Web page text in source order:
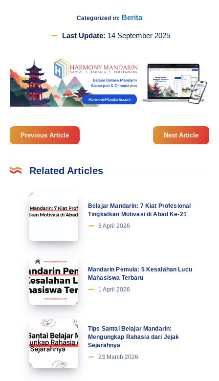
Categorized in: Berita
Last Update: 14 September 2025
Previous Article Next Article
Related Articles
Belajar
Mandarin:
Profesional
Tingkatkan
Motivasi
di
Abad
Ke-
Belajar Mandarin: 7 Kiat Profesional
Tingkatkan Motivasi di Abad Ke-21
8 April 2026
Mandarin
Pemula:
5
Kesalahan
Lucu
Mahasiswa
Terbaru
Mandarin Pemula: 5 Kesalahan Lucu
Mahasiswa Terbaru
1 April 2026
Tips
Santai
Belajar
Mandarin:
Mengungkap
Tips Santai Belajar Mandarin:
Mengungkap Rahasia dari Jejak
Sejarahnya
23 March 2026